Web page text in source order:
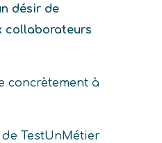
désir de
collaborateurs
concrètement à
de TestUnMétier